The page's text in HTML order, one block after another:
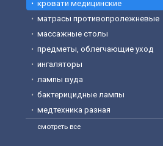
кровати медицинские
матрасы противопролежневые
массажные столы
предметы, облегчающие уход
ингаляторы
лампы вуда
бактерицидные лампы
медтехника разная
смотреть все